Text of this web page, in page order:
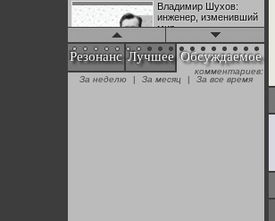
Владимир Шухов:
инженер, изменивший
мир
"Аркадий Коц" на
эгалите-фесте "Не
Резонанс Лучшее Обсуждаемое
комментариев:
За неделю
| За месяц | За все время